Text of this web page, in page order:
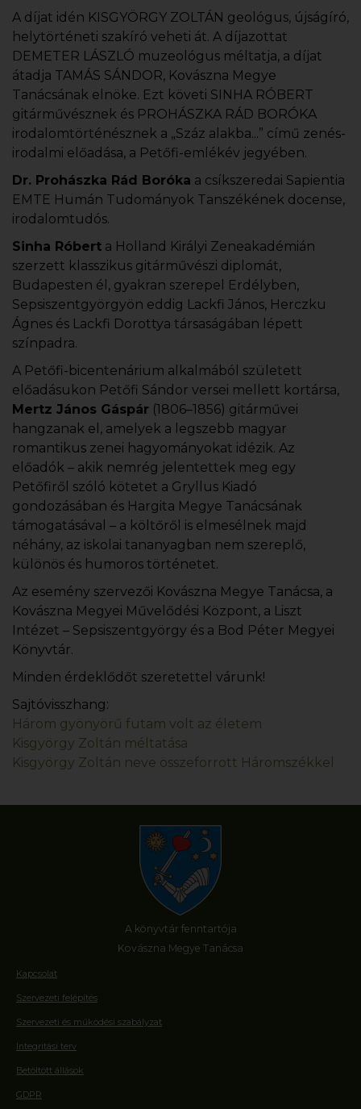
A díjat idén KISGYÖRGY ZOLTÁN geológus, újságíró,
helytörténeti szakíró veheti át. A díjazottat
DEMETER LÁSZLÓ muzeológus méltatja, a díjat
átadja TAMÁS SÁNDOR, Kovászna Megye
Tanácsának elnöke. Ezt követi SINHA RÓBERT
gitárművésznek és PROHÁSZKA RÁD BORÓKA
irodalomtörténésznek a „Száz alakba...” című zenés-
irodalmi előadása, a Petőfi-emlékév jegyében.
Dr. Prohászka Rád Boróka a csíkszeredai Sapientia
EMTE Humán Tudományok Tanszékének docense,
irodalomtudós.
Sinha Róbert a Holland Királyi Zeneakadémián
szerzett klasszikus gitárművészi diplomát,
Budapesten él, gyakran szerepel Erdélyben,
Sepsiszentgyörgyön eddig Lackfi János, Herczku
Ágnes és Lackfi Dorottya társaságában lépett
színpadra.
A Petőfi-bicentenárium alkalmából született
előadásukon Petőfi Sándor versei mellett kortársa,
Mertz János Gáspár (1806–1856) gitárművei
hangzanak el, amelyek a legszebb magyar
romantikus zenei hagyományokat idézik. Az
előadók – akik nemrég jelentettek meg egy
Petőfiről szóló kötetet a Gryllus Kiadó
gondozásában és Hargita Megye Tanácsának
támogatásával – a költőről is elmesélnek majd
néhány, az iskolai tananyagban nem szereplő,
különös és humoros történetet.
Az esemény szervezői Kovászna Megye Tanácsa, a
Kovászna Megyei Művelődési Központ, a Liszt
Intézet – Sepsiszentgyörgy és a Bod Péter Megyei
Könyvtár.
Minden érdeklődőt szeretettel várunk!
Sajtóvisszhang:
Három gyönyörű futam volt az életem
Kisgyörgy Zoltán méltatása
Kisgyörgy Zoltán neve összeforrott Háromszékkel
A könyvtár fenntartója
Kovászna Megye Tanácsa
Kapcsolat
Szervezeti felépítés
Szervezeti és működési szabályzat
Integritási terv
Betöltött állások
GDPR